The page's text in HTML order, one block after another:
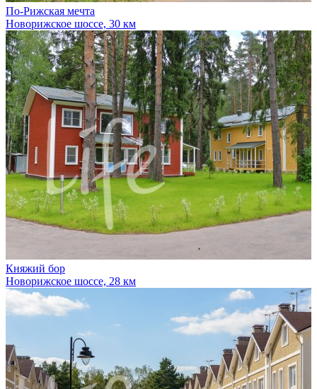
По-Рижская мечта
Новорижское шоссе, 30 км
Княжий бор
Новорижское шоссе, 28 км